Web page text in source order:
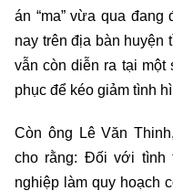
án “ma” vừa qua
nay trên địa bàn huyện
vẫn còn diễn ra tại
phục để kéo giảm tình
Còn ông Lê Văn
cho rằng: Đối với tình
nghiệp làm quy hoạch